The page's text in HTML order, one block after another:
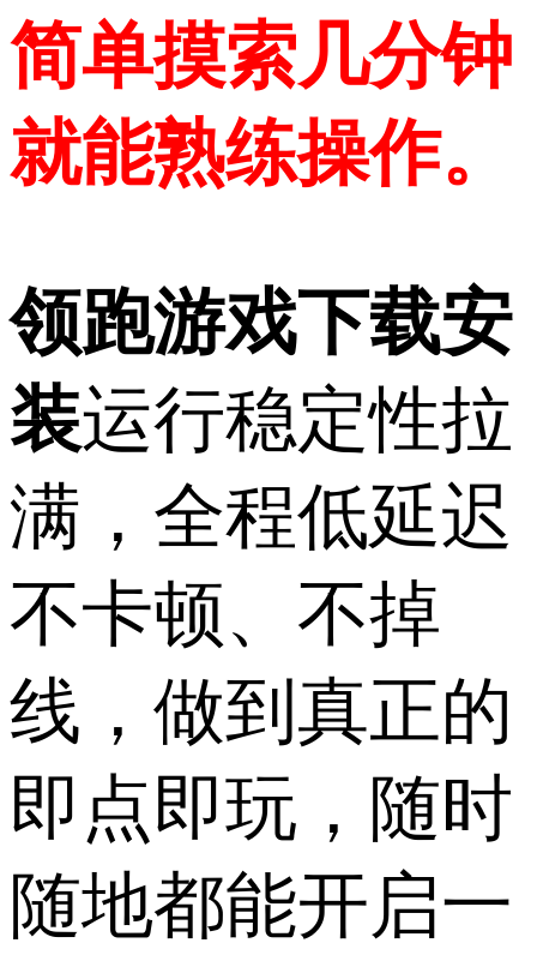
简单摸索几分钟
就能熟练操作。
领跑游戏下载安
装运行稳定性拉
满，全程低延迟
不卡顿、不掉
线，做到真正的
即点即玩，随时
随地都能开启一